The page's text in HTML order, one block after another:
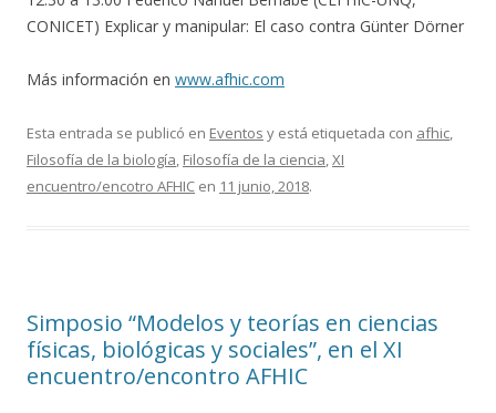
CONICET) Explicar y manipular: El caso contra Günter Dörner
Más información en www.afhic.com
Esta entrada se publicó en Eventos y está etiquetada con afhic,
Filosofía de la biología, Filosofía de la ciencia,XI
encuentro/encotro AFHIC en 11 junio, 2018.
Simposio “Modelos y teorías en ciencias
físicas, biológicas y sociales”, en el XI
encuentro/encontro AFHIC